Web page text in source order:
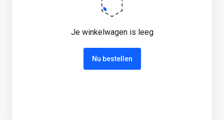
Je winkelwagen is leeg
Nu bestellen